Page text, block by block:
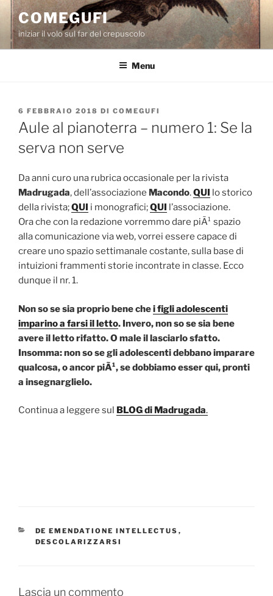
Salta
contenuto
COMEGUFI
iniziar il volo sul far del crepuscolo
Menu
PUBBLICATO
IL
6 FEBBRAIO 2018 DI COMEGUFI
Aule al pianoterra – numero 1: Se la
serva non serve
Da anni curo una rubrica occasionale per la rivista
Madrugada, dell’associazione Macondo.QUI lo storico
della rivista;QUI i monografici;QUI l’associazione.
Ora che con la redazione vorremmo dare piÃ¹ spazio
alla comunicazione via web, vorrei essere capace di
creare uno spazio settimanale costante, sulla base di
intuizioni frammenti storie incontrate in classe. Ecco
dunque il nr. 1.
Non so se sia proprio bene chei figli adolescenti
imparino a farsi il letto. Invero, non so se sia bene
avere il letto rifatto. O male il lasciarlo sfatto.
Insomma: non so se gli adolescenti debbano imparare
qualcosa, o ancor piÃ¹, se dobbiamo esser qui, pronti
a insegnarglielo.
Continua a leggere sul BLOG di Madrugada.
CATEGORIE
DE EMENDATIONE INTELLECTUS ,
DESCOLARIZZARSI
Lascia un commento